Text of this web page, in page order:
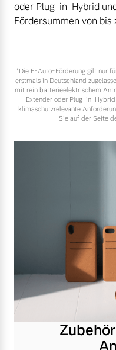
oder Plug-in-Hybrid
Fördersummen von
*Die E‑Auto-Förderung gilt nur
erstmals in Deutschland
mit rein batterieelektrischem
Extender oder Plug-in-
klimaschutzrelevante
Sie auf der Seite